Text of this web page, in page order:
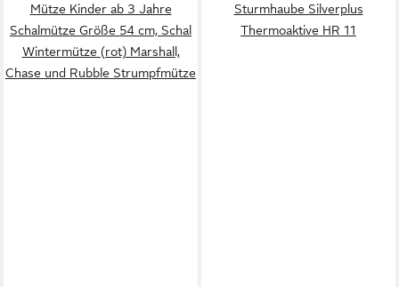
Mütze Kinder ab 3 Jahre
Schalmütze Größe 54 cm, Schal
Wintermütze (rot) Marshall,
Chase und Rubble Strumpfmütze
Sturmhaube Silverplus
Thermoaktive HR 11